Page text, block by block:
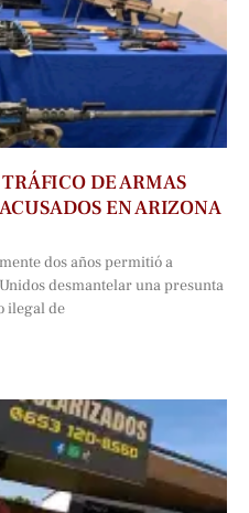
DE ARMAS
EN ARIZONA
dos años permitió a
desmantelar una presunta
ilegal de